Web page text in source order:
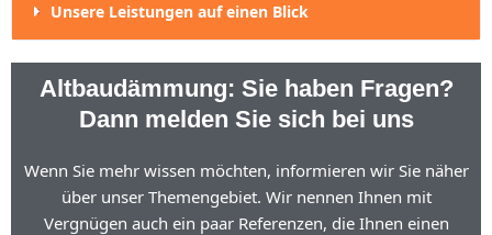
Unsere Leistungen auf einen Blick
Altbaudämmung: Sie haben Fragen?
Dann melden Sie sich bei uns
Wenn Sie mehr wissen möchten, informieren wir Sie näher
über unser Themengebiet. Wir nennen Ihnen mit
Vergnügen auch ein paar Referenzen, die Ihnen einen